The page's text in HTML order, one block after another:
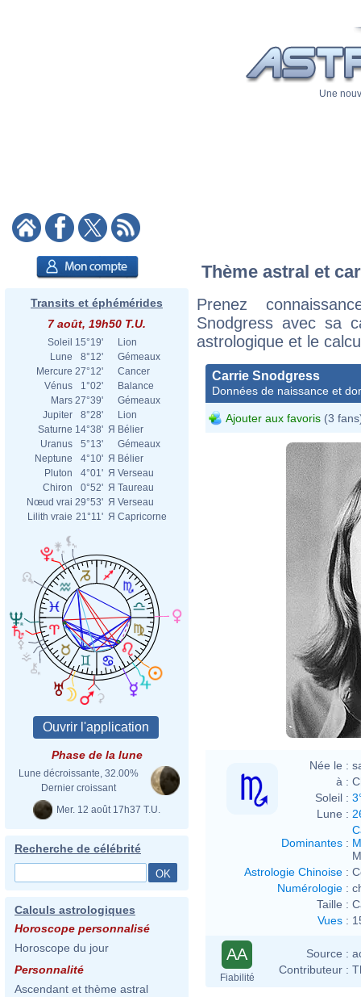
Une
Transits et éphémérides
7 août, 19h50 T.U.
Soleil 15°19'
Lion
Lune
8°12'
Gémeaux
Mercure 27°12'
Cancer
Vénus
1°02'
Balance
Mars 27°39'
Gémeaux
Jupiter
8°28'
Lion
Saturne 14°38' Я Bélier
Uranus
5°13'
Gémeaux
Neptune
4°10' Я Bélier
Pluton
4°01' Я Verseau
Chiron
0°52' Я Taureau
Nœud vrai 29°53' Я Verseau
Lilith vraie 21°11' Я Capricorne
Phase de la lune
Lune décroissante, 32.00%
Dernier croissant
Mer. 12 août 17h37 T.U.
Recherche de célébrité
Calculs astrologiques
Horoscope personnalisé
Horoscope du jour
Personnalité
Ascendant et thème astral
Thème astral et
Prenez
Snodgress avec sa
astrologique et le
Carrie Snodgress
Données de naissance et
Ajouter aux favoris (3
Née le :
à :
Soleil :
Lune :
Dominantes :
Astrologie Chinoise :
Numérologie :
Taille :
Vues :
AA
Fiabilité
Source :
Contributeur :